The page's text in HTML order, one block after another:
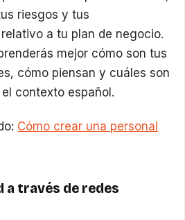
riesgos y tus
a tu plan de negocio.
mejor cómo son tus
cómo piensan y cuáles son
contexto español.
Cómo crear una personal
a través de redes